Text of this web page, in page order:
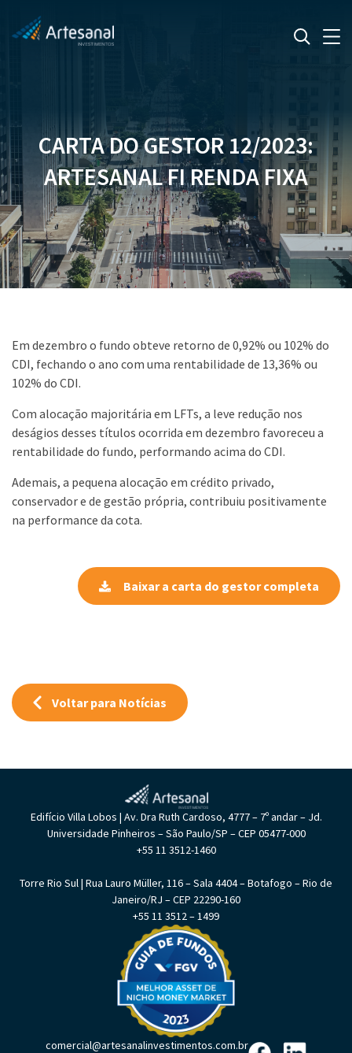
CARTA DO GESTOR 12/2023:
ARTESANAL FI RENDA FIXA
Em dezembro o fundo obteve retorno de 0,92% ou 102% do
CDI, fechando o ano com uma rentabilidade de 13,36% ou
102% do CDI.
Com alocação majoritária em LFTs, a leve redução nos
deságios desses títulos ocorrida em dezembro favoreceu a
rentabilidade do fundo, performando acima do CDI.
Ademais, a pequena alocação em crédito privado,
conservador e de gestão própria, contribuiu positivamente
na performance da cota.
Baixar a carta do gestor completa
Voltar para Notícias
Edifício Villa Lobos | Av. Dra Ruth Cardoso, 4777 – 7º andar – Jd.
Universidade Pinheiros – São Paulo/SP – CEP 05477-000
+55 11 3512-1460
Torre Rio Sul | Rua Lauro Müller, 116 – Sala 4404 – Botafogo – Rio de
Janeiro/RJ – CEP 22290-160
+55 11 3512 – 1499
comercial@artesanalinvestimentos.com.br